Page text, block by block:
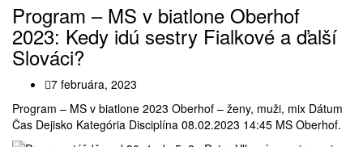
Program – MS v biatlone Oberhof
2023: Kedy idú sestry Fialkové a ďalší
Slováci?
7 februára, 2023
Program – MS v biatlone 2023 Oberhof – ženy, muži, mix Dátum
Čas Dejisko Kategória Disciplína 08.02.2023 14:45 MS Oberhof.